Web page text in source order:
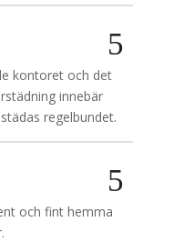
kontoret och det
innebär
regelbundet.
och fint hemma